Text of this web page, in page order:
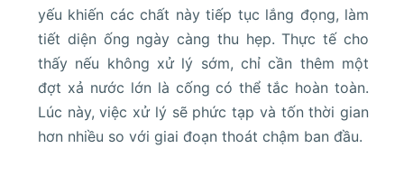
yếu khiến các chất này tiếp tục lắng đọng, làm
tiết diện ống ngày càng thu hẹp. Thực tế cho
thấy nếu không xử lý sớm, chỉ cần thêm một
đợt xả nước lớn là cống có thể tắc hoàn toàn.
Lúc này, việc xử lý sẽ phức tạp và tốn thời gian
hơn nhiều so với giai đoạn thoát chậm ban đầu.